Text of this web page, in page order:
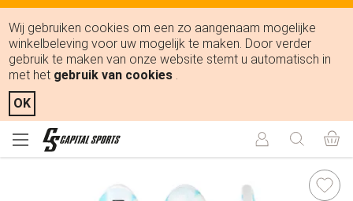
Wij gebruiken cookies om een zo aangenaam mogelijke
winkelbeleving voor uw mogelijk te maken. Door verder
gebruik te maken van onze website stemt u automatisch in
met het gebruik van cookies .
OK